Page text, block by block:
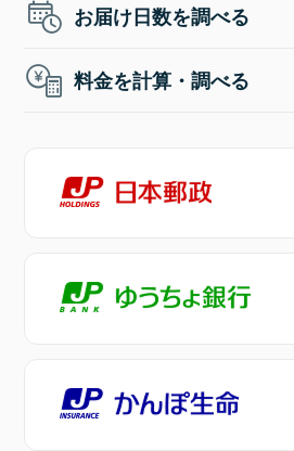
お届け日数を調べる
料金を計算・調べる